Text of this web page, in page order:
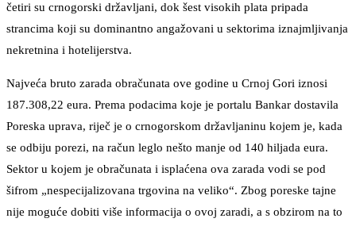
četiri su crnogorski državljani, dok šest visokih plata pripada
strancima koji su dominantno angažovani u sektorima iznajmljivanja
nekretnina i hotelijerstva.
Najveća bruto zarada obračunata ove godine u Crnoj Gori iznosi
187.308,22 eura. Prema podacima koje je portalu Bankar dostavila
Poreska uprava, riječ je o crnogorskom državljaninu kojem je, kada
se odbiju porezi, na račun leglo nešto manje od 140 hiljada eura.
Sektor u kojem je obračunata i isplaćena ova zarada vodi se pod
šifrom „nespecijalizovana trgovina na veliko“. Zbog poreske tajne
nije moguće dobiti više informacija o ovoj zaradi, a s obzirom na to